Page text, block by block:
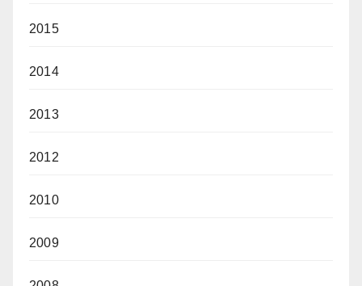
2015
2014
2013
2012
2010
2009